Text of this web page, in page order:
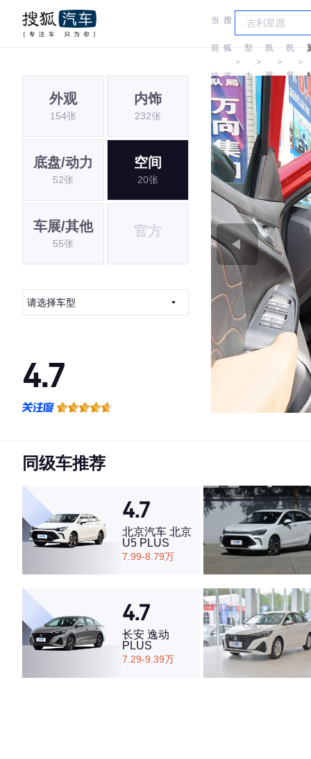
当
前
位
置:
搜
狐
汽
车
＞
车
型
大
全
＞
凯
翼
＞
凯
翼
＞
外观
154张
内饰
232张
底盘/动力
52张
空间
20张
车展/其他
55张
官方
请选择车型
4.7
·空间表现一般，低于73%同级车
同级车推荐
4.7
北京汽车 北京
U5 PLUS
7.99-8.79万
4.7
长安 逸动
PLUS
7.29-9.39万